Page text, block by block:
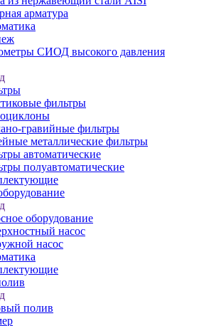
арматура
СИОД высокого давления
фильтры
гравийные фильтры
металлические фильтры
автоматические
полуавтоматические
оборудование
насос
насос
полив